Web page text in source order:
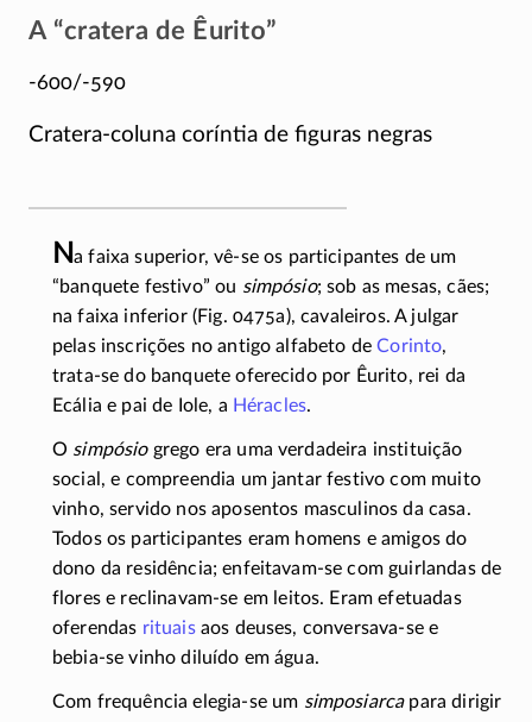
A “cratera de Êurito”
-600/-590
Cratera-coluna coríntia de figuras negras
Na faixa superior,vê-seos participantes de um
“banquete festivo” ou simpósio; sob as mesas, cães;
na faixa inferior (Fig. 0475a), cavaleiros. A julgar
pelas inscrições no antigo alfabeto deCorinto,
trata-se do banquete oferecido por Êurito, rei da
Ecália e pai de Iole, a Héracles.
O simpósiogrego era uma verdadeira instituição
social, e compreendia um jantar festivo com muito
vinho, servido nos aposentos masculinos da casa.
Todos os participantes eram homens e amigos do
dono da residência;enfeitavam-se com guirlandas de
flores e reclinavam-se em leitos. Eram efetuadas
oferendas rituaisaos deuses, conversava-see
bebia-se vinho diluído em água.
Com frequênciaelegia-seum simposiarcapara dirigir